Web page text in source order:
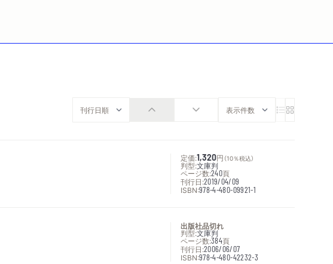
定価:1,320円 （10％税込）
判型:文庫判
ページ数:240頁
刊行日:2019/04/09
ISBN:978-4-480-09921-1
出版社品切れ
判型:文庫判
ページ数:384頁
刊行日:2006/06/07
ISBN:978-4-480-42232-3